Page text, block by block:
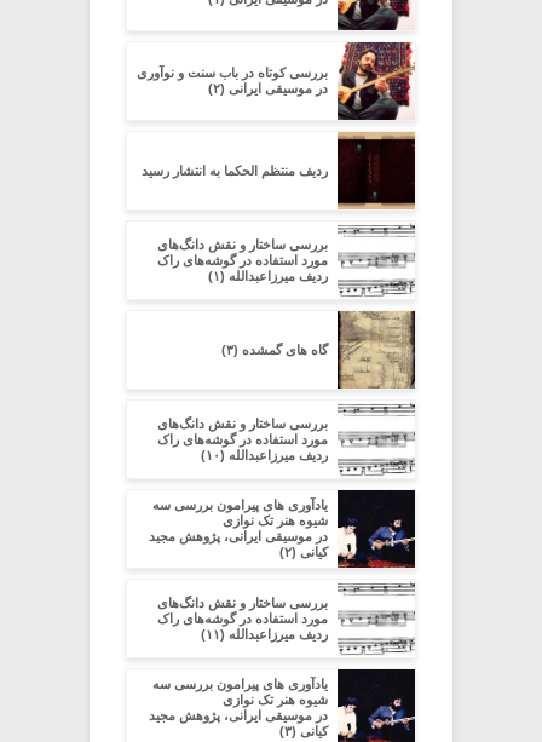
بررسی کوتاه در باب سنت و نوآوری
در موسیقی ایرانی (۲)
ردیف منتظم الحکما به انتشار رسید
بررسی ساختار و نقش دانگ‌های
مورد استفاده در گوشه‌های راک
ردیف میرزاعبدالله (۱)
گاه های گمشده (۳)
بررسی ساختار و نقش دانگ‌های
مورد استفاده در گوشه‌های راک
ردیف میرزاعبدالله (۱۰)
یادآوری های پیرامون بررسی سه
شیوه هنر تک نوازی
در موسیقی ایرانی، پژوهش مجید
کیانی (۲)
بررسی ساختار و نقش دانگ‌های
مورد استفاده در گوشه‌های راک
ردیف میرزاعبدالله (۱۱)
یادآوری های پیرامون بررسی سه
شیوه هنر تک نوازی
در موسیقی ایرانی، پژوهش مجید
کیانی (۳)